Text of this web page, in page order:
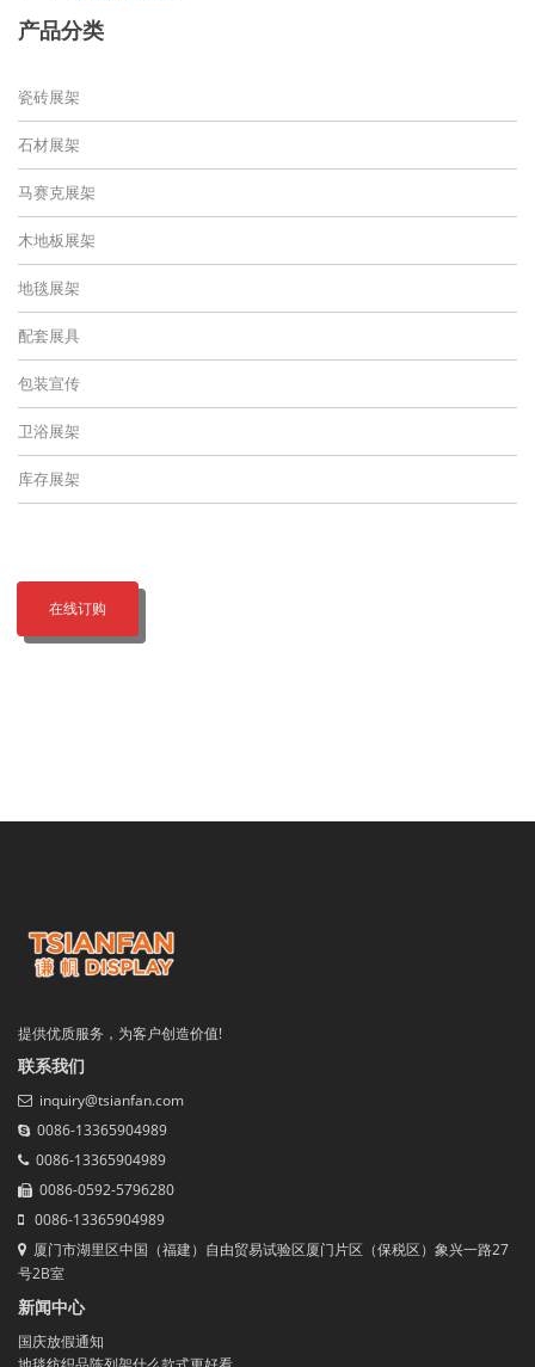
产品分类
瓷砖展架
石材展架
马赛克展架
木地板展架
地毯展架
配套展具
包装宣传
卫浴展架
库存展架
在线订购
提供优质服务，为客户创造价值!
联系我们
inquiry@tsianfan.com
0086-13365904989
0086-13365904989
0086-0592-5796280
0086-13365904989
厦门市湖里区中国（福建）自由贸易试验区厦门片区（保税区）象兴一路27
号2B室
新闻中心
国庆放假通知